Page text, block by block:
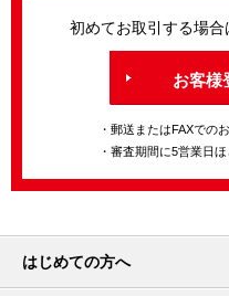
初めてお取引する場合
お客様
・郵送またはFAXでの
・審査期間に5営業日ほ
はじめての方へ